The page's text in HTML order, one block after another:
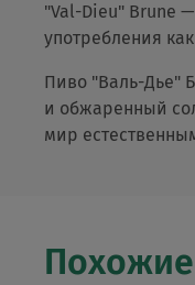
"Val-Dieu" Brune
употребления
Пиво "Валь-Дье"
и обжаренный
мир